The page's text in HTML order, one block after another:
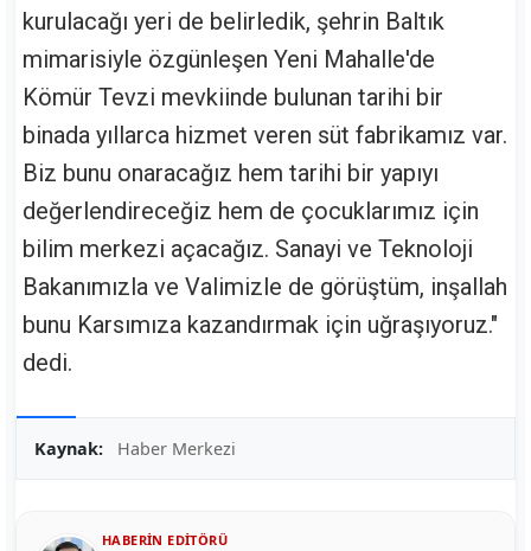
kurulacağı yeri de belirledik, şehrin Baltık
mimarisiyle özgünleşen Yeni Mahalle'de
Kömür Tevzi mevkiinde bulunan tarihi bir
binada yıllarca hizmet veren süt fabrikamız var.
Biz bunu onaracağız hem tarihi bir yapıyı
değerlendireceğiz hem de çocuklarımız için
bilim merkezi açacağız. Sanayi ve Teknoloji
Bakanımızla ve Valimizle de görüştüm, inşallah
bunu Karsımıza kazandırmak için uğraşıyoruz."
dedi.
Kaynak: Haber Merkezi
HABERIN EDITÖRÜ